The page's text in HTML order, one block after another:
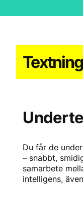
Du får de
– snabbt,
samarbete
intelligens,